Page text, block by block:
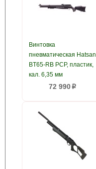
Винтовка
пневматическая Hatsan
BT65-RB PCP, пластик,
кал. 6,35 мм
72 990p